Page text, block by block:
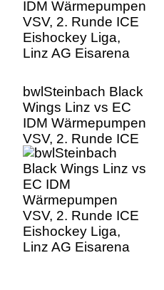
bwlSteinbach Black
Wings Linz vs EC
IDM Wärmepumpen
VSV, 2. Runde ICE
Eishockey Liga,
Linz AG Eisarena